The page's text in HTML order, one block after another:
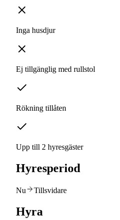
Inga husdjur
Ej tillgänglig med rullstol
Rökning tillåten
Upp till 2 hyresgäster
Hyresperiod
Nu Tillsvidare
Hyra